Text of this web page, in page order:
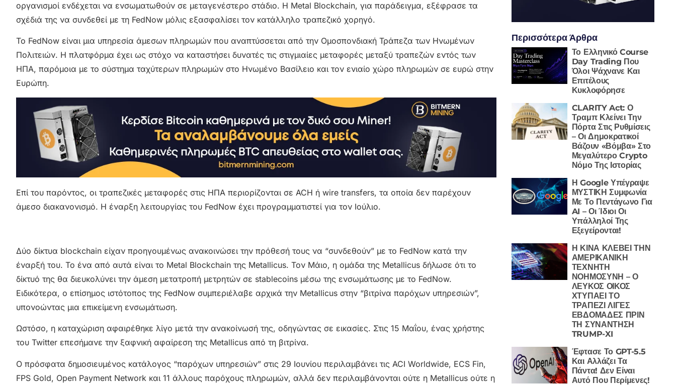
οργανισμοί ενδέχεται να ενσωματωθούν σε μεταγενέστερο στάδιο. Η Metal Blockchain, για παράδειγμα, εξέφρασε τα
σχέδιά της να συνδεθεί με τη FedNow μόλις εξασφαλίσει τον κατάλληλο τραπεζικό χορηγό.
Το FedNow είναι μια υπηρεσία άμεσων πληρωμών που αναπτύσσεται από την Ομοσπονδιακή Τράπεζα των Ηνωμένων
Πολιτειών. Η πλατφόρμα έχει ως στόχο να καταστήσει δυνατές τις στιγμιαίες μεταφορές μεταξύ τραπεζών εντός των
ΗΠΑ, παρόμοια με το σύστημα ταχύτερων πληρωμών στο Ηνωμένο Βασίλειο και τον ενιαίο χώρο πληρωμών σε ευρώ στην
Ευρώπη.
Επί του παρόντος, οι τραπεζικές μεταφορές στις ΗΠΑ περιορίζονται σε ACH ή wire transfers, τα οποία δεν παρέχουν
άμεσο διακανονισμό. Η έναρξη λειτουργίας του FedNow έχει προγραμματιστεί για τον Ιούλιο.
Δύο δίκτυα blockchain είχαν προηγουμένως ανακοινώσει την πρόθεσή τους να “συνδεθούν” με το FedNow κατά την
έναρξή του. Το ένα από αυτά είναι το Metal Blockchain της Metallicus. Τον Μάιο, η ομάδα της Metallicus δήλωσε ότι το
δίκτυό της θα διευκολύνει την άμεση μετατροπή μετρητών σε stablecoins μέσω της ενσωμάτωσης με το FedNow.
Ειδικότερα, ο επίσημος ιστότοπος της FedNow συμπεριέλαβε αρχικά την Metallicus στην “βιτρίνα παρόχων υπηρεσιών”,
υπονοώντας μια επικείμενη ενσωμάτωση.
Ωστόσο, η καταχώριση αφαιρέθηκε λίγο μετά την ανακοίνωσή της, οδηγώντας σε εικασίες. Στις 15 Μαΐου, ένας χρήστης
του Twitter επεσήμανε την ξαφνική αφαίρεση της Metallicus από τη βιτρίνα.
Ο πρόσφατα δημοσιευμένος κατάλογος “παρόχων υπηρεσιών” στις 29 Ιουνίου περιλαμβάνει τις ACI Worldwide, ECS Fin,
FPS Gold, Open Payment Network και 11 άλλους παρόχους πληρωμών, αλλά δεν περιλαμβάνονται ούτε η Metallicus ούτε η
Περισσότερα Άρθρα
Το Ελληνικό Course
Day Trading Που
Όλοι Ψάχνανε Και
Επιτέλους
Κυκλοφόρησε
CLARITY Act: Ο
Τραμπ Κλείνει Την
Πόρτα Στις Ρυθμίσεις
– Οι Δημοκρατικοί
Βάζουν «Βόμβα» Στο
Μεγαλύτερο Crypto
Νόμο Της Ιστορίας
Η Google Υπέγραψε
ΜΥΣΤΙΚΗ Συμφωνία
Με Το Πεντάγωνο Για
AI – Οι Ίδιοι Οι
Υπάλληλοί Της
Εξεγείρονται!
Η ΚΙΝΑ ΚΛΕΒΕΙ ΤΗΝ
ΑΜΕΡΙΚΑΝΙΚΗ
ΤΕΧΝΗΤΗ
ΝΟΗΜΟΣΥΝΗ – Ο
ΛΕΥΚΟΣ ΟΙΚΟΣ
ΧΤΥΠΑΕΙ ΤΟ
ΤΡΑΠΕΖΙ ΛΙΓΕΣ
ΕΒΔΟΜΑΔΕΣ ΠΡΙΝ
ΤΗ ΣΥΝΑΝΤΗΣΗ
TRUMP-XI
Έφτασε Το GPT-5.5
Και Αλλάζει Τα
Πάντα! Δεν Είναι
Αυτό Που Περίμενες!